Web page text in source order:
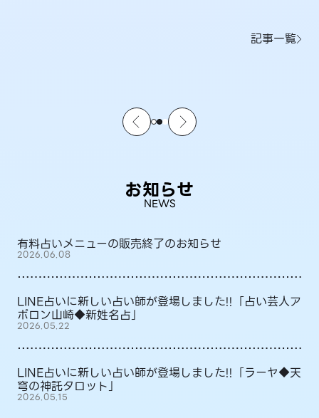
記事一覧
お知らせ
NEWS
有料占いメニューの販売終了のお知らせ
2026.06.08
LINE占いに新しい占い師が登場しました!!「占い芸人ア
ポロン山崎◆新姓名占」
2026.05.22
LINE占いに新しい占い師が登場しました!!「ラーヤ◆天
穹の神託タロット」
2026.05.15